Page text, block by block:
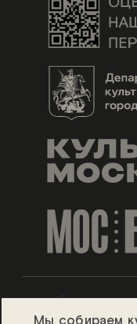
ДИЗАЙН ESH